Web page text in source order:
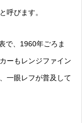
呼びます。
で、1960年ごろま
ーもレンジファイン
一眼レフが普及して